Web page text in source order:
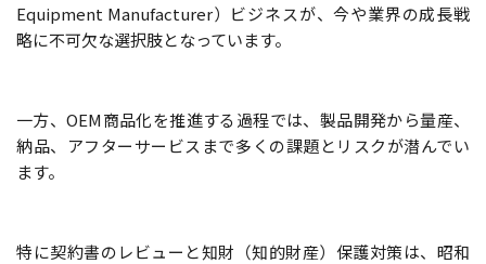
Equipment Manufacturer）ビジネスが、今や業界の成長戦
略に不可欠な選択肢となっています。
一方、OEM商品化を推進する過程では、製品開発から量産、
納品、アフターサービスまで多くの課題とリスクが潜んでい
ます。
特に契約書のレビューと知財（知的財産）保護対策は、昭和